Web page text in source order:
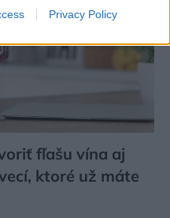
Privacy Policy
fľašu vína aj
ktoré už máte